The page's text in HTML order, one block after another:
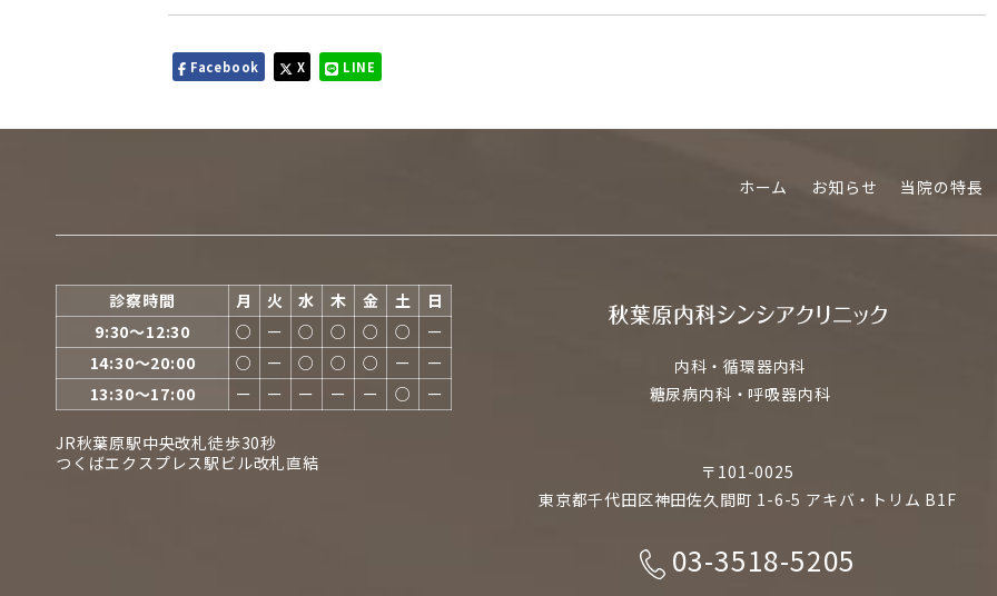
Facebook X LINE
ホーム お知らせ 当院の特長
診察時間 月 火 水 木 金 土
日
9:30〜12:30
○ ー ○ ○ ○ ○
ー
14:30〜20:00
○ ー ○ ○ ○ ー
ー
13:30〜17:00
ー ー ー ー ー ○ ー
JR秋葉原駅中央改札徒歩30秒
つくばエクスプレス駅ビル改札直結
内科・循環器内科
糖尿病内科・呼吸器内科
〒101-0025
東京都千代田区神田佐久間町 1-6-5 アキバ・トリム B1F
03-3518-5205